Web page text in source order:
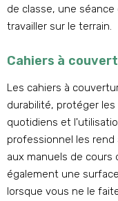
de classe, une
travailler sur le terrain.
Cahiers à
Les cahiers à
durabilité, protéger
quotidiens et
professionnel les
aux manuels de cours
également une
lorsque vous ne le